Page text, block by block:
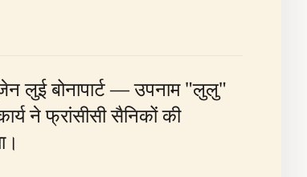
लुई बोनापार्ट — उपनाम "लुलु"
ने फ्रांसीसी सैनिकों की